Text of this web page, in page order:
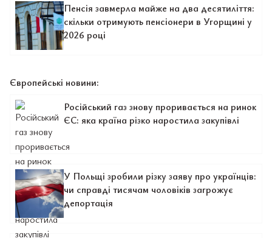
Пенсія завмерла майже на два десятиліття:
скільки отримують пенсіонери в Угорщині у
2026 році
Європейські новини:
Російський газ знову проривається на ринок
ЄС: яка країна різко наростила закупівлі
У Польщі зробили різку заяву про українців:
чи справді тисячам чоловіків загрожує
депортація